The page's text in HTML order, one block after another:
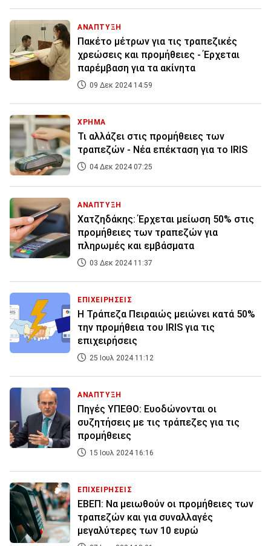
ΑΝΑΠΤΥΞΗ
Πακέτο μέτρων για τις τραπεζικές
χρεώσεις και προμήθειες - Έρχεται
παρέμβαση για τα ακίνητα
09 Δεκ 2024 14:59
ΧΡΗΜΑ
Τι αλλάζει στις προμήθειες των
τραπεζών - Νέα επέκταση για το IRIS
04 Δεκ 2024 07:25
ΑΝΑΠΤΥΞΗ
Χατζηδάκης: Έρχεται μείωση 50% στις
προμήθειες των τραπεζών για
πληρωμές και εμβάσματα
03 Δεκ 2024 11:37
ΕΠΙΧΕΙΡΗΣΕΙΣ
Η Τράπεζα Πειραιώς μειώνει κατά 50%
την προμήθεια του IRIS για τις
επιχειρήσεις
25 Ιουλ 2024 11:12
ΑΝΑΠΤΥΞΗ
Πηγές ΥΠΕΘΟ: Ευοδώνονται οι
συζητήσεις με τις τράπεζες για τις
προμήθειες
15 Ιουλ 2024 16:16
ΕΠΙΧΕΙΡΗΣΕΙΣ
ΕΒΕΠ: Να μειωθούν οι προμήθειες των
τραπεζών και για συναλλαγές
μεγαλύτερες των 10 ευρώ